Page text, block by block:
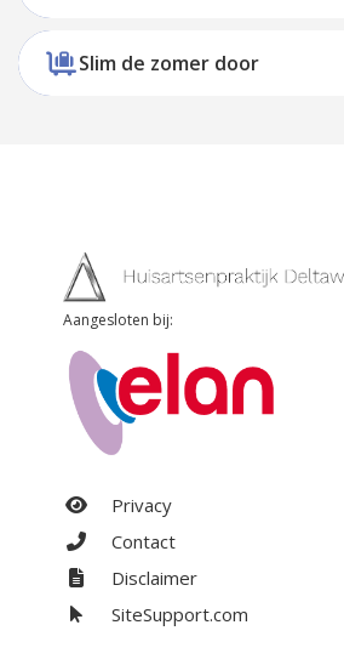
Slim de zomer door
Aangesloten bij:
Privacy
Contact
Disclaimer
SiteSupport.com